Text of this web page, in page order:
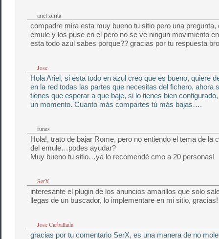
ariel zurita
compadre mira esta muy bueno tu sitio pero una pregunta,
emule y los puse en el pero no se ve ningun movimiento
esta todo azul sabes porque?? gracias por tu respuesta
Jose
Hola Ariel, si esta todo en azul creo que es bueno, quiere
en la red todas las partes que necesitas del fichero, ahora
tienes que esperar a que baje, si lo tienes bien
un momento. Cuanto más compartes tú más bajas….
funes
Hola!, trato de bajar Rome, pero no entiendo el tema de la
del emule…podes ayudar?
Muy bueno tu sitio…ya lo recomendé cmo a 20 personas!
SerX
interesante el plugin de los anuncios amarillos que solo
llegas de un buscador, lo implementare en mi sitio, gracias!
Jose Carballada
gracias por tu comentario SerX, es una manera de no